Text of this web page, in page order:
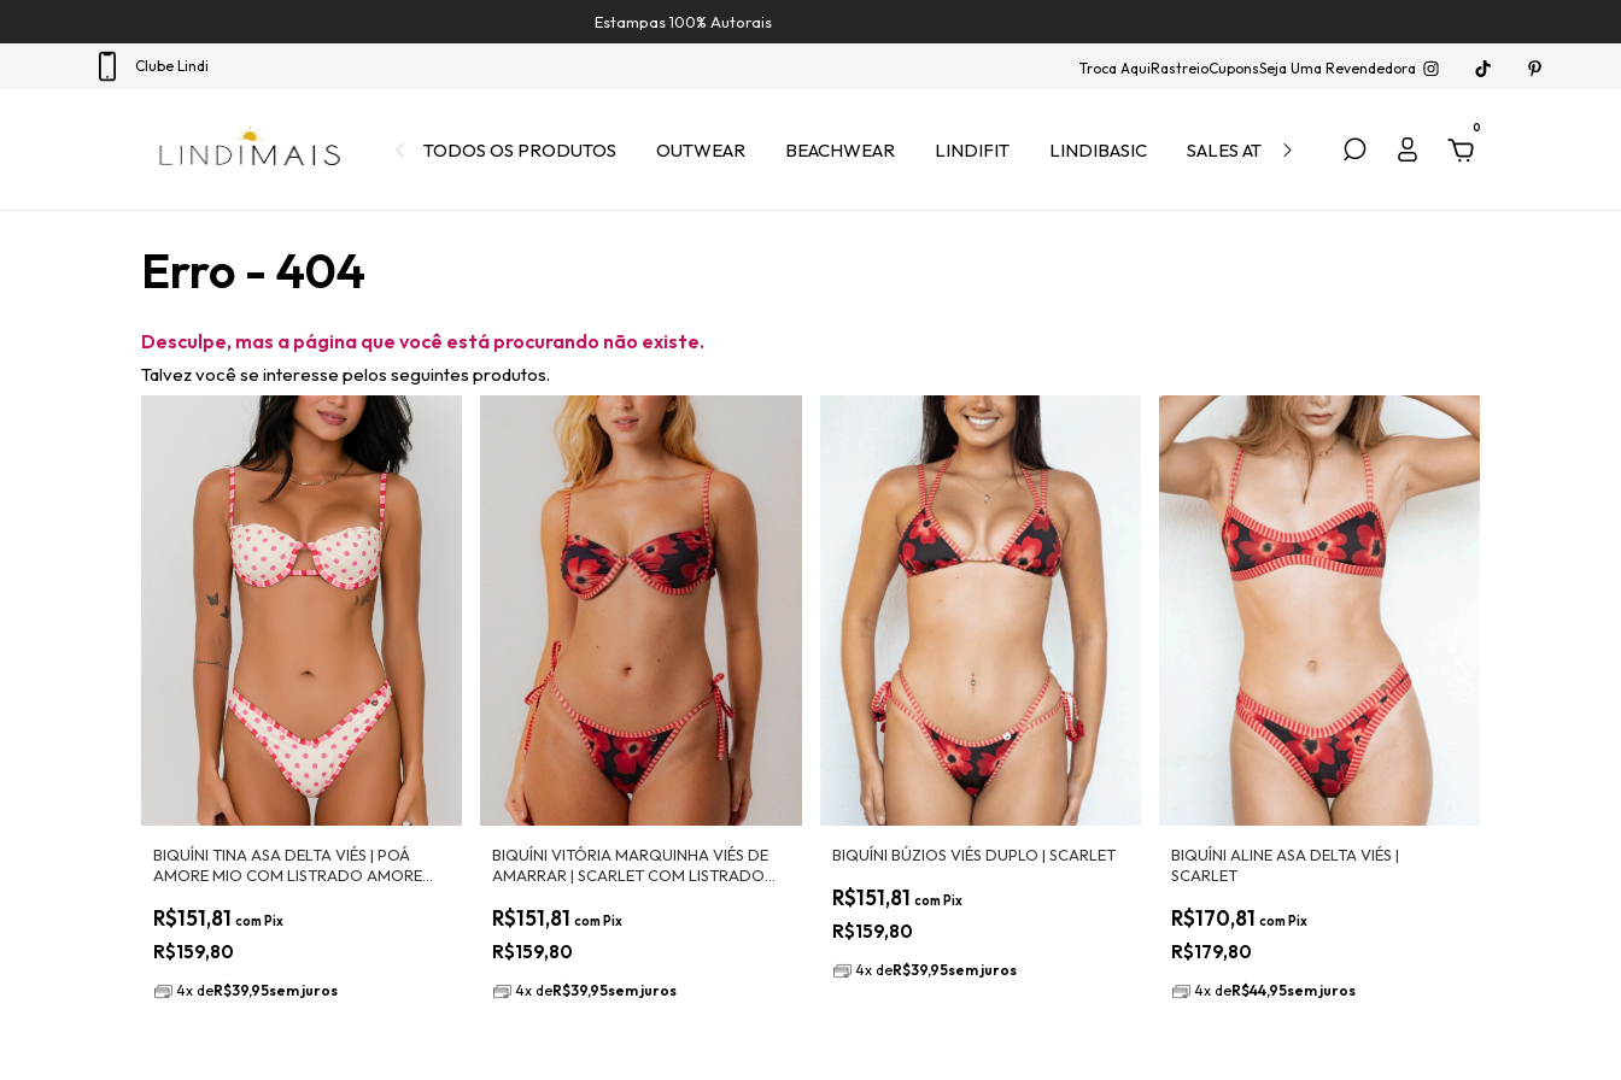
Estampas 100% Autorais
Clube Lindi Troca AquiRastreioCuponsSeja Uma Revendedora
TODOS OS PRODUTOS OUTWEAR BEACHWEAR LINDIFIT LINDIBASIC SALES ATÉ 40% OFF
0
Erro - 404
Desculpe, mas a página que você está procurando não existe.
Talvez você se interesse pelos seguintes produtos.
BIQUÍNI TINA ASA DELTA VIÉS | POÁ
AMORE MIO COM LISTRADO AMORE
R$159,80
R$151,81 com Pix
4x deR$39,95sem juros
BIQUÍNI VITÓRIA MARQUINHA VIÉS DE
AMARRAR | SCARLET COM LISTRADO
R$159,80
R$151,81com Pix
4x deR$39,95sem juros
BIQUÍNI BÚZIOS VIÉS DUPLO | SCARLET
R$159,80
R$151,81 com Pix
4x deR$39,95sem juros
BIQUÍNI ALINE ASA DELTA VIÉS |
SCARLET
R$179,80
R$170,81 com Pix
4x deR$44,95sem juros